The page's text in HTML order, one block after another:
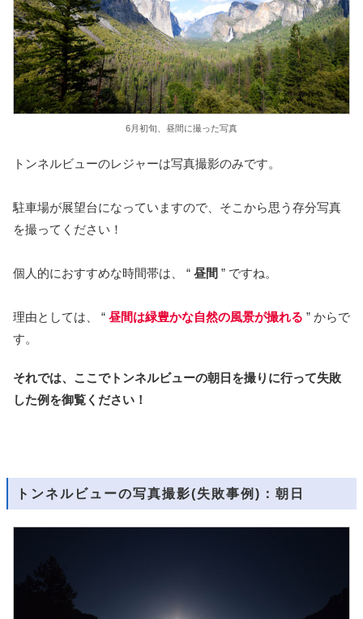
6月初旬、昼間に撮った写真
トンネルビューのレジャーは写真撮影のみです。
駐車場が展望台になっていますので、そこから思う存分写真
を撮ってください！
個人的におすすめな時間帯は、 “ 昼間 ” ですね。
理由としては、 “ 昼間は緑豊かな自然の風景が撮れる ” からで
す。
それでは、ここでトンネルビューの朝日を撮りに行って失敗
した例を御覧ください！
トンネルビューの写真撮影(失敗事例)：朝日